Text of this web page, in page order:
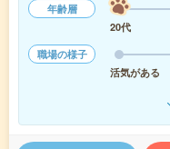
年齢層
20代
職場の様子
活気がある